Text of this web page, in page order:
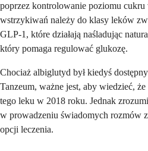
poprzez kontrolowanie poziomu
wstrzykiwań należy do klasy leków
GLP-1, które działają naśladując
który pomaga regulować glukozę.
Chociaż albiglutyd był kiedyś
Tanzeum, ważne jest, aby wiedzieć,
tego leku w 2018 roku. Jednak
w prowadzeniu świadomych rozmów
opcji leczenia.